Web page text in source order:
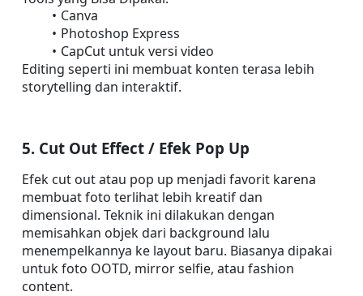
Canva
Photoshop Express
CapCut untuk versi video
Editing seperti ini membuat konten terasa lebih
storytelling dan interaktif.
5. Cut Out Effect / Efek Pop Up
Efek cut out atau pop up menjadi favorit karena
membuat foto terlihat lebih kreatif dan
dimensional. Teknik ini dilakukan dengan
memisahkan objek dari background lalu
menempelkannya ke layout baru. Biasanya dipakai
untuk foto OOTD, mirror selfie, atau fashion
content.